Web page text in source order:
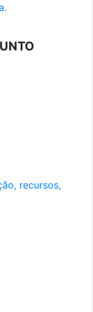
recursos,